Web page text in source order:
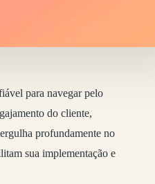
para navegar pelo
do cliente,
profundamente no
sua implementação e